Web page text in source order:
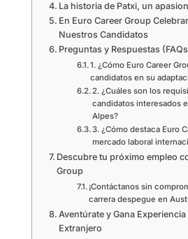
La historia de Patxi, un
En Euro Career Group
Nuestros Candidatos
Preguntas y Respuestas
1. ¿Cómo Euro Career
candidatos en su
2. ¿Cuáles son los
candidatos interesados
Alpes?
3. ¿Cómo destaca Euro
mercado laboral
Descubre tu próximo empleo
Group
¡Contáctanos sin
carrera despegue en
Aventúrate y Gana
Extranjero